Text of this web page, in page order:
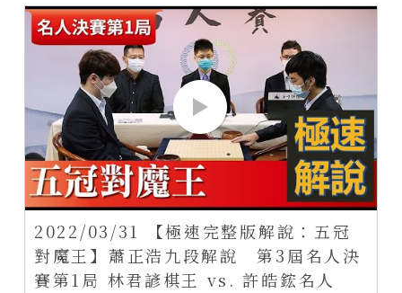
2022/03/31 【極速完整版解說：五冠
對魔王】蕭正浩九段解說 第3屆名人決
賽第1局 林君諺棋王 vs. 許皓鋐名人